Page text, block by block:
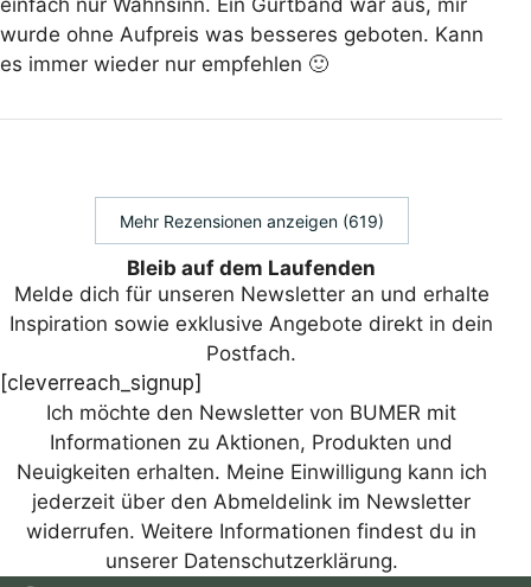
wurde ohne Aufpreis was besseres geboten. Kann
es immer wieder nur empfehlen 🙂
Mehr Rezensionen anzeigen (619)
Bleib auf dem Laufenden
Melde dich für unseren Newsletter an und erhalte
Inspiration sowie exklusive Angebote direkt in dein
Postfach.
[cleverreach_signup]
Ich möchte den Newsletter von BUMER mit
Informationen zu Aktionen, Produkten und
Neuigkeiten erhalten. Meine Einwilligung kann ich
jederzeit über den Abmeldelink im Newsletter
widerrufen. Weitere Informationen findest du in
unserer Datenschutzerklärung.